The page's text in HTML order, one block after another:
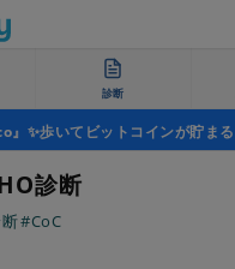
診断
』✨歩いてビットコインが貯ま
診断
#CoC